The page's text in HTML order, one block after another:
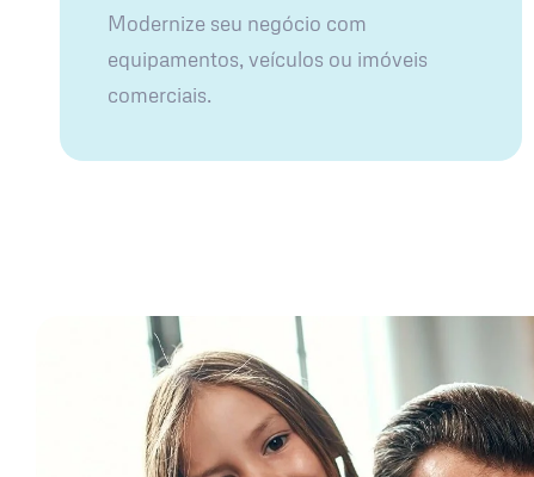
Modernize seu negócio com
equipamentos, veículos ou imóveis
comerciais.